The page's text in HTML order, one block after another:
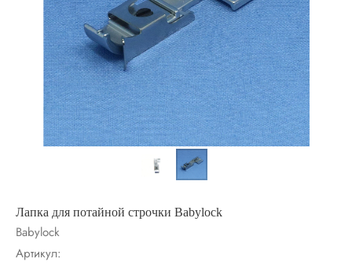
Лапка для потайной строчки Babylock
Babylock
Артикул: